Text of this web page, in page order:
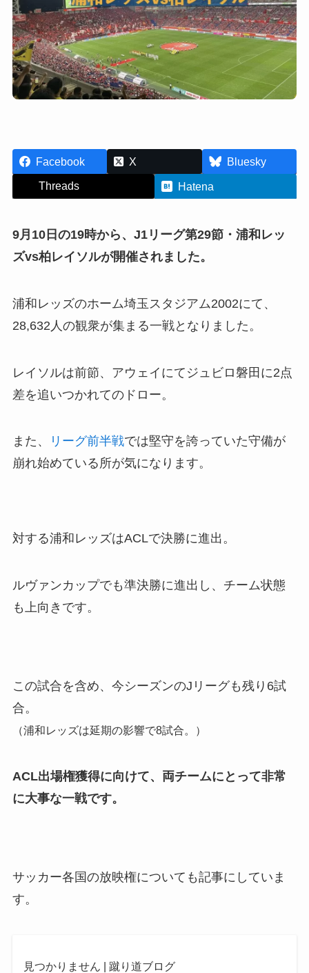
Facebook X
Bluesky
Threads
Hatena
9月10日の19時から、J1リーグ第29節・浦和レッ
ズvs柏レイソルが開催されました。
浦和レッズのホーム埼玉スタジアム2002にて、
28,632人の観衆が集まる一戦となりました。
レイソルは前節、アウェイにてジュビロ磐田に2点
差を追いつかれてのドロー。
また、 リーグ前半戦では堅守を誇っていた守備が
崩れ始めている所が気になります。
対する浦和レッズはACLで決勝に進出。
ルヴァンカップでも準決勝に進出し、チーム状態
も上向きです。
この試合を含め、今シーズンのJリーグも残り6試
合。
（浦和レッズは延期の影響で8試合。）
ACL出場権獲得に向けて、両チームにとって非常
に大事な一戦です。
サッカー各国の放映権についても記事にしていま
す。
見つかりません | 蹴り道ブログ